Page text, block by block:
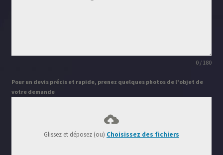
0 / 180
Pour un devis précis et rapide, prenez quelques photos de l'objet de
votre demande
Glissez et déposez (ou) Choisissez des fichiers